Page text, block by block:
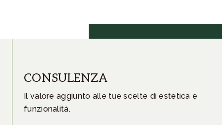
CONSULENZA
Il valore aggiunto alle tue scelte di estetica e
funzionalità.